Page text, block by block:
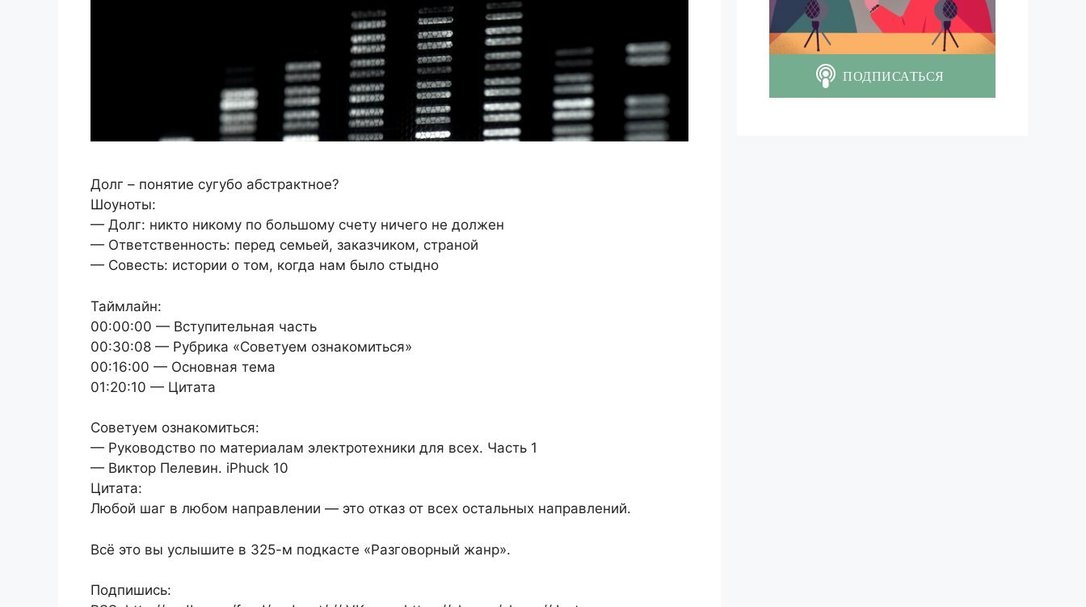
Долг – понятие сугубо абстрактное?
Шоуноты:
— Долг: никто никому по большому счету ничего не должен
— Ответственность: перед семьей, заказчиком, страной
— Совесть: истории о том, когда нам было стыдно
Таймлайн:
00:00:00 — Вступительная часть
00:30:08 — Рубрика «Советуем ознакомиться»
00:16:00 — Основная тема
01:20:10 — Цитата
Советуем ознакомиться:
— Руководство по материалам электротехники для всех. Часть 1
— Виктор Пелевин. iPhuck 10
Цитата:
Любой шаг в любом направлении — это отказ от всех остальных направлений.
Всё это вы услышите в 325-м подкасте «Разговорный жанр».
Подпишись: